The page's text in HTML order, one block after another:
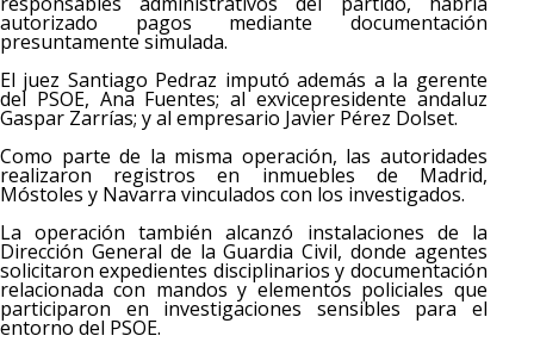
autorizado pagos mediante documentación
presuntamente simulada.
El juez Santiago Pedraz imputó además a la gerente
del PSOE, Ana Fuentes; al exvicepresidente andaluz
Gaspar Zarrías; y al empresario Javier Pérez Dolset.
Como parte de la misma operación, las autoridades
realizaron registros en inmuebles de Madrid,
Móstoles y Navarra vinculados con los investigados.
La operación también alcanzó instalaciones de la
Dirección General de la Guardia Civil, donde agentes
solicitaron expedientes disciplinarios y documentación
relacionada con mandos y elementos policiales que
participaron en investigaciones sensibles para el
entorno del PSOE.